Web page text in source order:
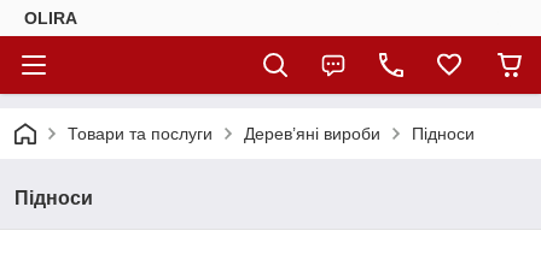
OLIRA
Товари та послуги Дерев’яні вироби Підноси
Підноси